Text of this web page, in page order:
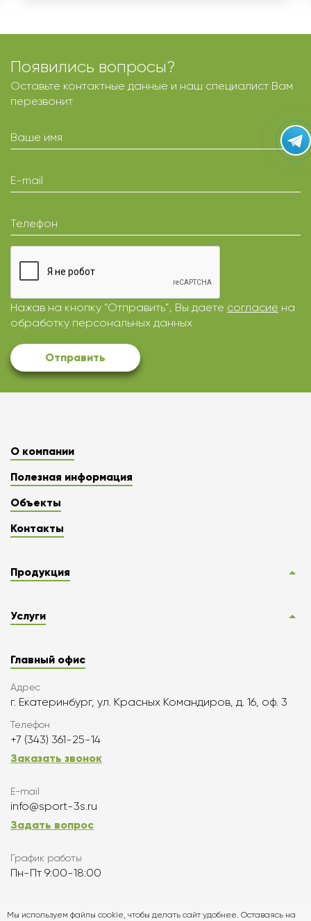
Появились вопросы?
Оставьте контактные данные и наш специалист Вам
перезвонит
Ваше имя
E-mail
Телефон
Нажав на кнопку “Отправить”, Вы даете согласие на
обработку персональных данных
Отправить
О компании
Полезная информация
Объекты
Контакты
Продукция
Услуги
Главный офис
Адрес
г. Екатеринбург, ул. Красных Командиров, д. 16, оф. 3
Телефон
+7 (343) 361-25-14
Заказать звонок
E-mail
info@sport-3s.ru
Задать вопрос
График работы
Пн-Пт 9:00-18:00
Подписаться
Мы используем файлы cookie, чтобы делать сайт удобнее. Оставаясь на